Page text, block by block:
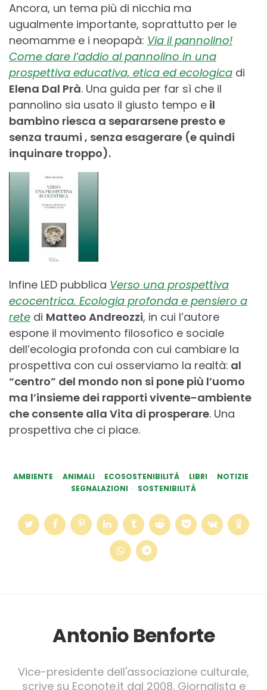
Ancora, un tema più di nicchia ma
ugualmente importante, soprattutto per le
neomamme e i neopapà: Via il pannolino!
Come dare l’addio al pannolino in una
prospettiva educativa, etica ed ecologica di
Elena Dal Prà. Una guida per far sì che il
pannolino sia usato il giusto tempo e il
bambino riesca a separarsene presto e
senza traumi , senza esagerare (e quindi
inquinare troppo).
Infine LED pubblica Verso una prospettiva
ecocentrica. Ecologia profonda e pensiero a
rete di Matteo Andreozzi, in cui l’autore
espone il movimento filosofico e sociale
dell’ecologia profonda con cui cambiare la
prospettiva con cui osserviamo la realtà: al
“centro” del mondo non si pone più l’uomo
ma l’insieme dei rapporti vivente-ambiente
che consente alla Vita di prosperare. Una
prospettiva che ci piace.
AMBIENTE ANIMALI ECOSOSTENIBILITÀ LIBRI
NOTIZIE
SEGNALAZIONI
SOSTENIBILITÀ
Antonio Benforte
Vice-presidente dell'associazione culturale,
scrive su Econote.it dal 2008. Giornalista e